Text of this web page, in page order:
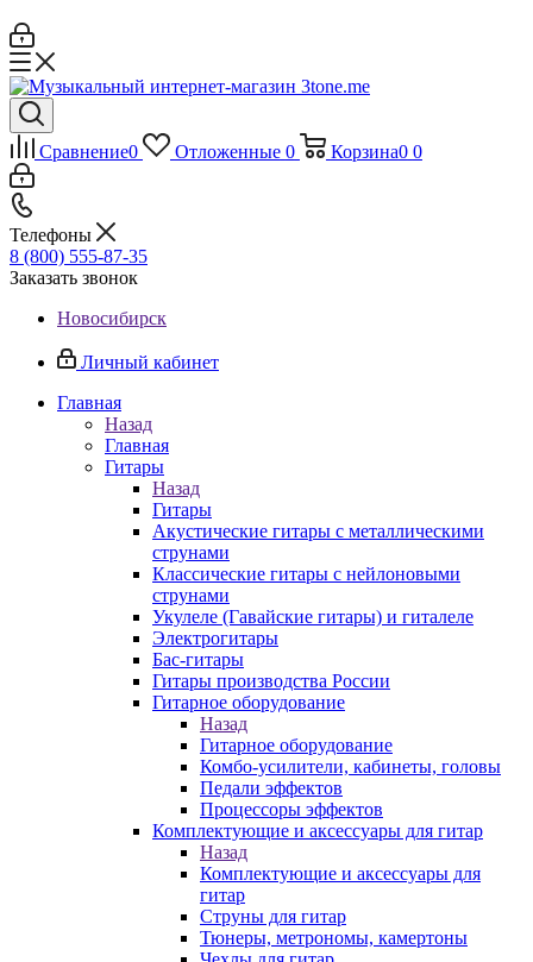
Сравнение0 Отложенные 0 Корзина0 0
Телефоны
8 (800) 555-87-35
Заказать звонок
Новосибирск
Личный кабинет
Главная
Назад
Главная
Гитары
Назад
Гитары
Акустические гитары с металлическими
струнами
Классические гитары с нейлоновыми
струнами
Укулеле (Гавайские гитары) и гиталеле
Электрогитары
Бас-гитары
Гитары производства России
Гитарное оборудование
Назад
Гитарное оборудование
Комбо-усилители, кабинеты, головы
Педали эффектов
Процессоры эффектов
Комплектующие и аксессуары для гитар
Назад
Комплектующие и аксессуары для
гитар
Струны для гитар
Тюнеры, метрономы, камертоны